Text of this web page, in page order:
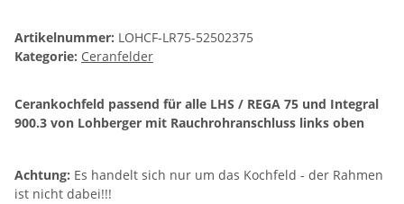
Artikelnummer: LOHCF-LR75-52502375
Kategorie: Ceranfelder
Cerankochfeld passend für alle LHS / REGA 75 und Integral
900.3 von Lohberger mit Rauchrohranschluss links oben
Achtung: Es handelt sich nur um das Kochfeld - der Rahmen
ist nicht dabei!!!